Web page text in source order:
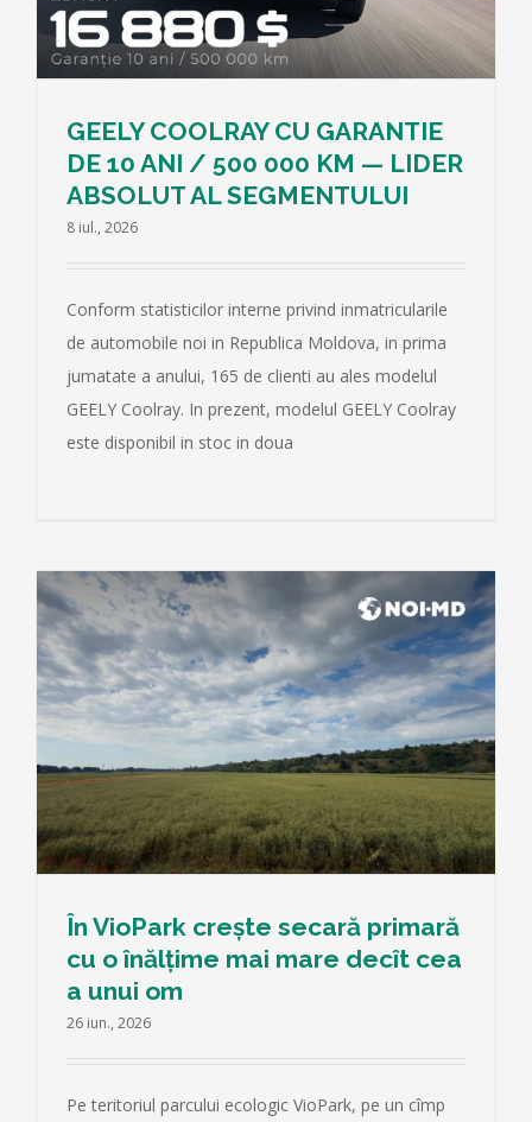
GEELY COOLRAY CU GARANTIE
DE 10 ANI / 500 000 KM — LIDER
ABSOLUT AL SEGMENTULUI
8 iul., 2026
Conform statisticilor interne privind inmatricularile
de automobile noi in Republica Moldova, in prima
jumatate a anului, 165 de clienti au ales modelul
GEELY Coolray. In prezent, modelul GEELY Coolray
este disponibil in stoc in doua
În VioPark crește secară primară
cu o înălțime mai mare decît cea
a unui om
26 iun., 2026
Pe teritoriul parcului ecologic VioPark, pe un cîmp